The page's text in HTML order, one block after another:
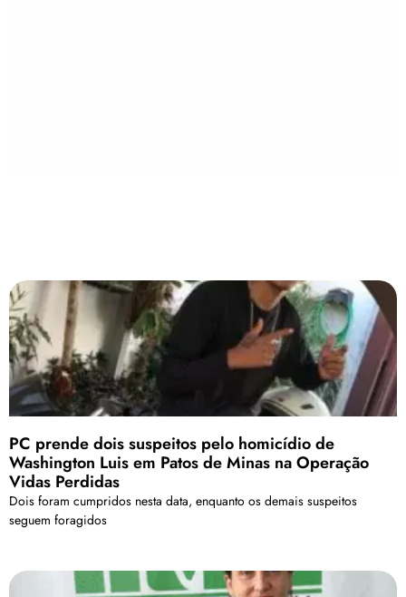
PC prende dois suspeitos pelo homicídio de
Washington Luis em Patos de Minas na Operação
Vidas Perdidas
Dois foram cumpridos nesta data, enquanto os demais suspeitos
seguem foragidos